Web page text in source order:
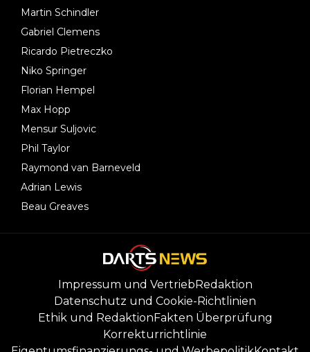
Martin Schindler
Gabriel Clemens
Ricardo Pietreczko
Niko Springer
Florian Hempel
Max Hopp
Mensur Suljovic
Phil Taylor
Raymond van Barneveld
Adrian Lewis
Beau Greaves
Impressum und VertriebRedaktion
Datenschutz und Cookie-Richtlinien
Ethik und RedaktionFakten Überprüfung
Korrekturrichtlinie